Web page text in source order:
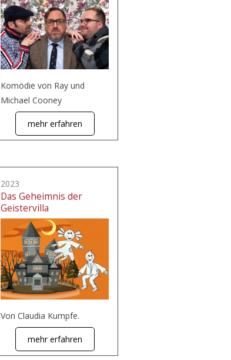
Komödie von Ray und
Michael Cooney
mehr erfahren
2023
Das Geheimnis der
Geistervilla
Von Claudia Kumpfe.
mehr erfahren